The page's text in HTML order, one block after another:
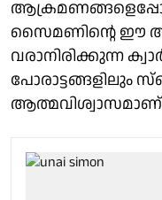
സൈമണിന്റെ ഈ
വരാനിരിക്കുന്ന
പോരാട്ടങ്ങളിലും